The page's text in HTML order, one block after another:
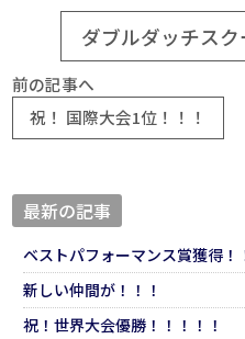
ダブルダッチス
前の記事へ
祝！ 国際大会1位！！！
最新の記事
ベストパフォーマンス賞獲得！
新しい仲間が！！！
祝！世界大会優勝！！！！！